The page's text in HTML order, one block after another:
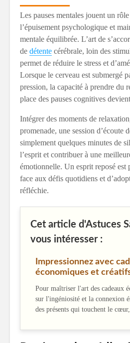
Les pauses mentales jouent un
l’épuisement psychologique et
mentale équilibrée. L’art de
de détente cérébrale, loin des
permet de réduire le stress et
Lorsque le cerveau est submergé
pression, la capacité à prendre du
place des pauses cognitives
Intégrer des moments de
promenade, une session d’écoute
simplement quelques minutes de
l’esprit et contribuer à une
émotionnelle. Un esprit reposé est
face aux défis quotidiens et
réfléchie.
Cet article d'Astuces
vous intéresser :
Impressionnez avec
économiques et
Pour maîtriser l'art des cadeaux
sur l'ingéniosité et la connexion
des présents qui touchent le cœur,